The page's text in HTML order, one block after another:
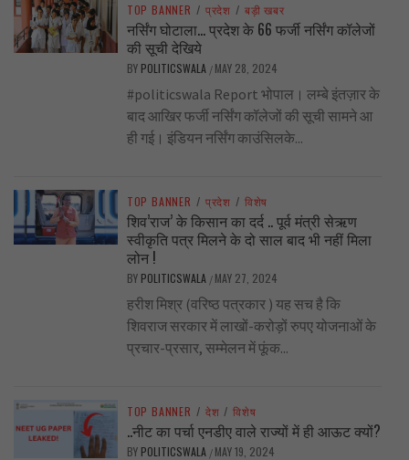
TOP BANNER / प्रदेश / बड़ी खबर
नर्सिंग घोटाला… प्रदेश के 66 फर्जी नर्सिंग कॉलेजों
की सूची देखिये
BY POLITICSWALA / MAY 28, 2024
#politicswala Report भोपाल। लम्बे इंतज़ार के
बाद आखिर फर्जी नर्सिंग कॉलेजों की सूची सामने आ
ही गई। इंडियन नर्सिंग काउंसिलके...
TOP BANNER / प्रदेश / विशेष
शिव’राज’ के किसान का दर्द .. पूर्व मंत्री सेऋण
स्वीकृति पत्र मिलने के दो साल बाद भी नहीं मिला
लोन !
BY POLITICSWALA / MAY 27, 2024
हरीश मिश्र (वरिष्ठ पत्रकार ) यह सच है कि
शिवराज सरकार में लाखों-करोड़ों रुपए योजनाओं के
प्रचार-प्रसार, सम्मेलन में फूंक...
TOP BANNER / देश / विशेष
..नीट का पर्चा एनडीए वाले राज्यों में ही आऊट क्यों?
BY POLITICSWALA / MAY 19, 2024